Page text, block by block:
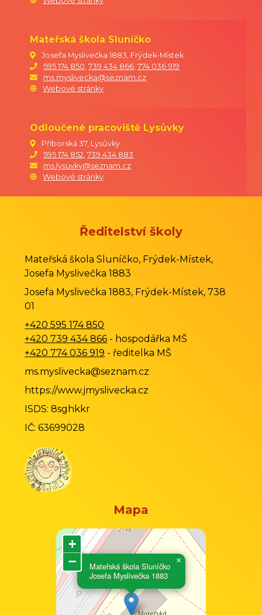
Mateřská škola Sluníčko
Josefa Myslivečka 1883, Frýdek-Místek
595 174 850 ,739 434 866 ,774 036 919
ms.myslivecka@seznam.cz
Webové stránky
Odloučené pracoviště Lysůvky
Příborská 37, Lysůvky
595 174 852 ,739 434 883
ms.lysuvky@seznam.cz
Webové stránky
Ředitelství školy
Mateřská škola Sluníčko, Frýdek-Místek,
Josefa Myslivečka 1883
Josefa Myslivečka 1883, Frýdek-Místek, 738
01
+420 595 174 850
+420 739 434 866 - hospodářka MŠ
+420 774 036 919 - ředitelka MŠ
ms.myslivecka@seznam.cz
https://www.jmyslivecka.cz
ISDS: 8sghkkr
IČ: 63699028
Mapa
Mateřská škola Sluníčko
Josefa Myslivečka 1883
×
+
−